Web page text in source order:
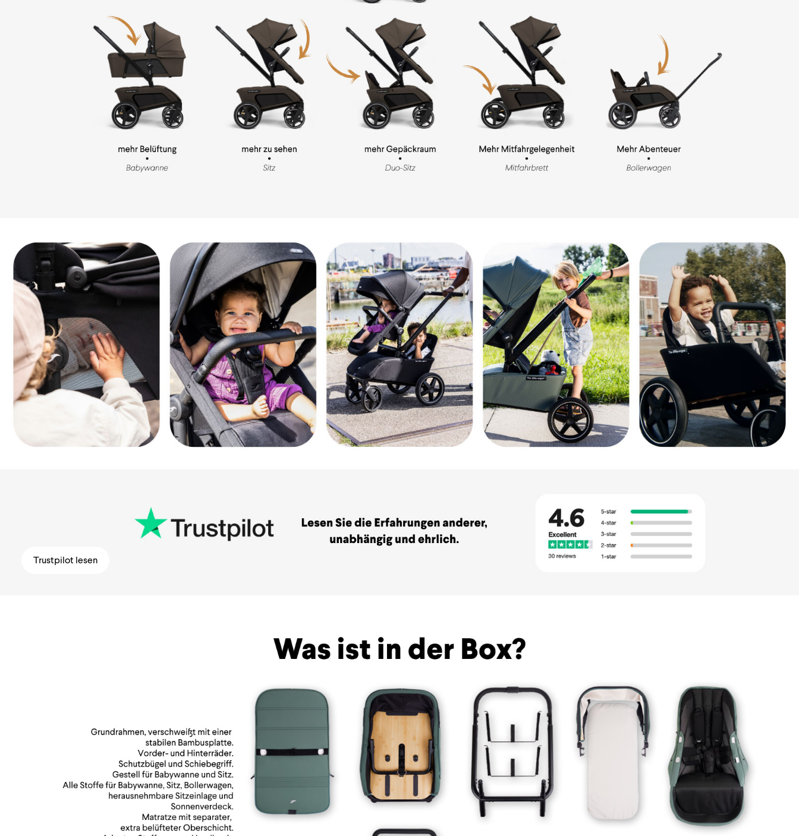
Trustpilot lesen